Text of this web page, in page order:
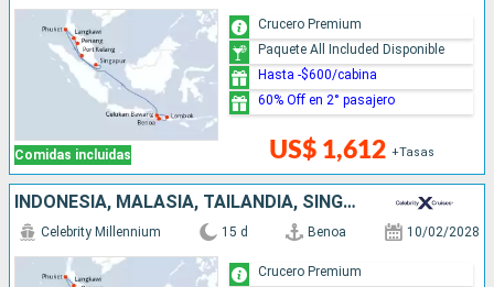
Comidas incluidas US$ 1,612 +Tasas
Crucero Premium
Paquete All Included Disponible
Hasta -$600/cabina
60% Off en 2° pasajero
INDONESIA, MALASIA, TAILANDIA, SINGAPUR
Celebrity Millennium 15 d Benoa 10/02/2028
Crucero Premium